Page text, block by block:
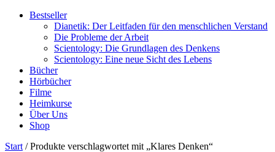
Bestseller
Dianetik: Der Leitfaden für den menschlichen Verstand
Die Probleme der Arbeit
Scientology: Die Grundlagen des Denkens
Scientology: Eine neue Sicht des Lebens
Bücher
Hörbücher
Filme
Heimkurse
Über Uns
Shop
Start / Produkte verschlagwortet mit „Klares Denken“